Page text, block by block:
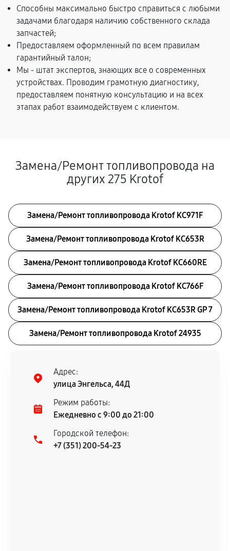
Способны максимально быстро справиться с любыми
задачами благодаря наличию собственного склада
запчастей;
Предоставляем оформленный по всем правилам
гарантийный талон;
Мы - штат экспертов, знающих все о современных
устройствах. Проводим грамотную диагностику,
предоставляем понятную консультацию и на всех
этапах работ взаимодействуем с клиентом.
Замена/Pемонт топливопровода на
других 275 Krotof
Замена/Pемонт топливопровода Krotof KC971F
Замена/Pемонт топливопровода Krotof KC653R
Замена/Pемонт топливопровода Krotof KC660RE
Замена/Pемонт топливопровода Krotof KC766F
Замена/Pемонт топливопровода Krotof KC653R GP 7
Замена/Pемонт топливопровода Krotof 24935
Адрес:
улица Энгельса, 44Д
Режим работы:
Ежедневно с 9:00 до 21:00
Городской телефон:
+7 (351) 200-54-23